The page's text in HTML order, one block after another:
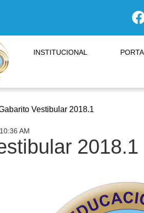
INSTITUCIONAL
Vestibular 2018.1
10:36 AM
2018.1